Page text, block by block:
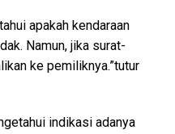
apakah kendaraan
Namun, jika surat-
ke pemiliknya.”tutur
indikasi adanya